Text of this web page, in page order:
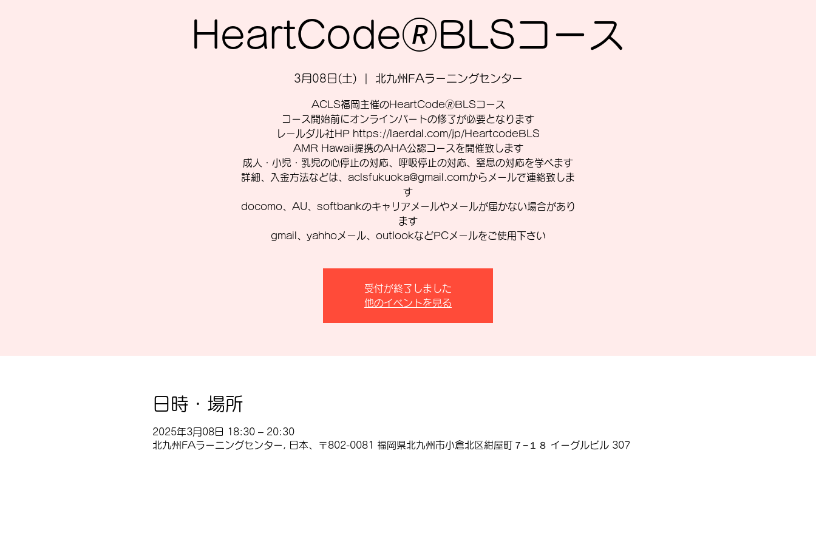
HeartCode🄬BLSコース
3月08日(土) 北九州FAラーニングセンター
ACLS福岡主催のHeartCode🄬BLSコース
コース開始前にオンラインパートの修了が必要となります
レールダル社HP https://laerdal.com/jp/HeartcodeBLS
AMR Hawaii提携のAHA公認コースを開催致します
成人・小児・乳児の心停止の対応、呼吸停止の対応、窒息の対応を学べます
詳細、入金方法などは、aclsfukuoka@gmail.comからメールで連絡致しま
す
docomo、AU、softbankのキャリアメールやメールが届かない場合があり
ます
gmail、yahhoメール、outlookなどPCメールをご使用下さい
受付が終了しました
他のイベントを見る
日時・場所
2025年3月08日 18:30 – 20:30
北九州FAラーニングセンター, 日本、〒802-0081 福岡県北九州市小倉北区紺屋町７−１８ イーグルビル 307